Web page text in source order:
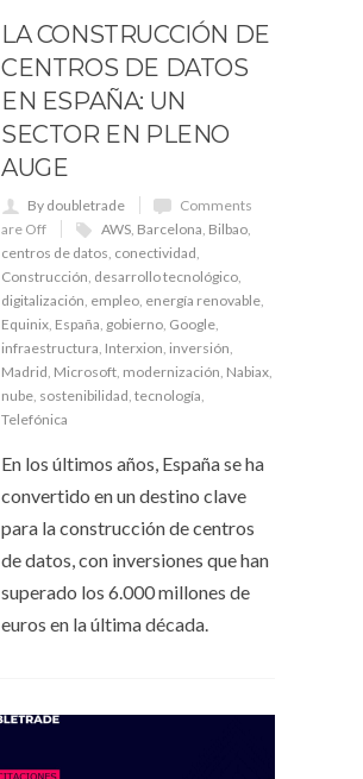
LA CONSTRUCCIÓN DE
CENTROS DE DATOS
EN ESPAÑA: UN
SECTOR EN PLENO
AUGE
By doubletrade
Comments
are Off
AWS, Barcelona, Bilbao,
centros de datos, conectividad,
Construcción, desarrollo tecnológico,
digitalización, empleo, energía renovable,
Equinix, España, gobierno, Google,
infraestructura, Interxion, inversión,
Madrid, Microsoft, modernización, Nabiax,
nube, sostenibilidad, tecnología,
Telefónica
En los últimos años, España se ha
convertido en un destino clave
para la construcción de centros
de datos, con inversiones que han
superado los 6.000 millones de
euros en la última década.